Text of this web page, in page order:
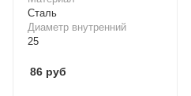
Cталь
Диаметр внутренний
25
86 руб